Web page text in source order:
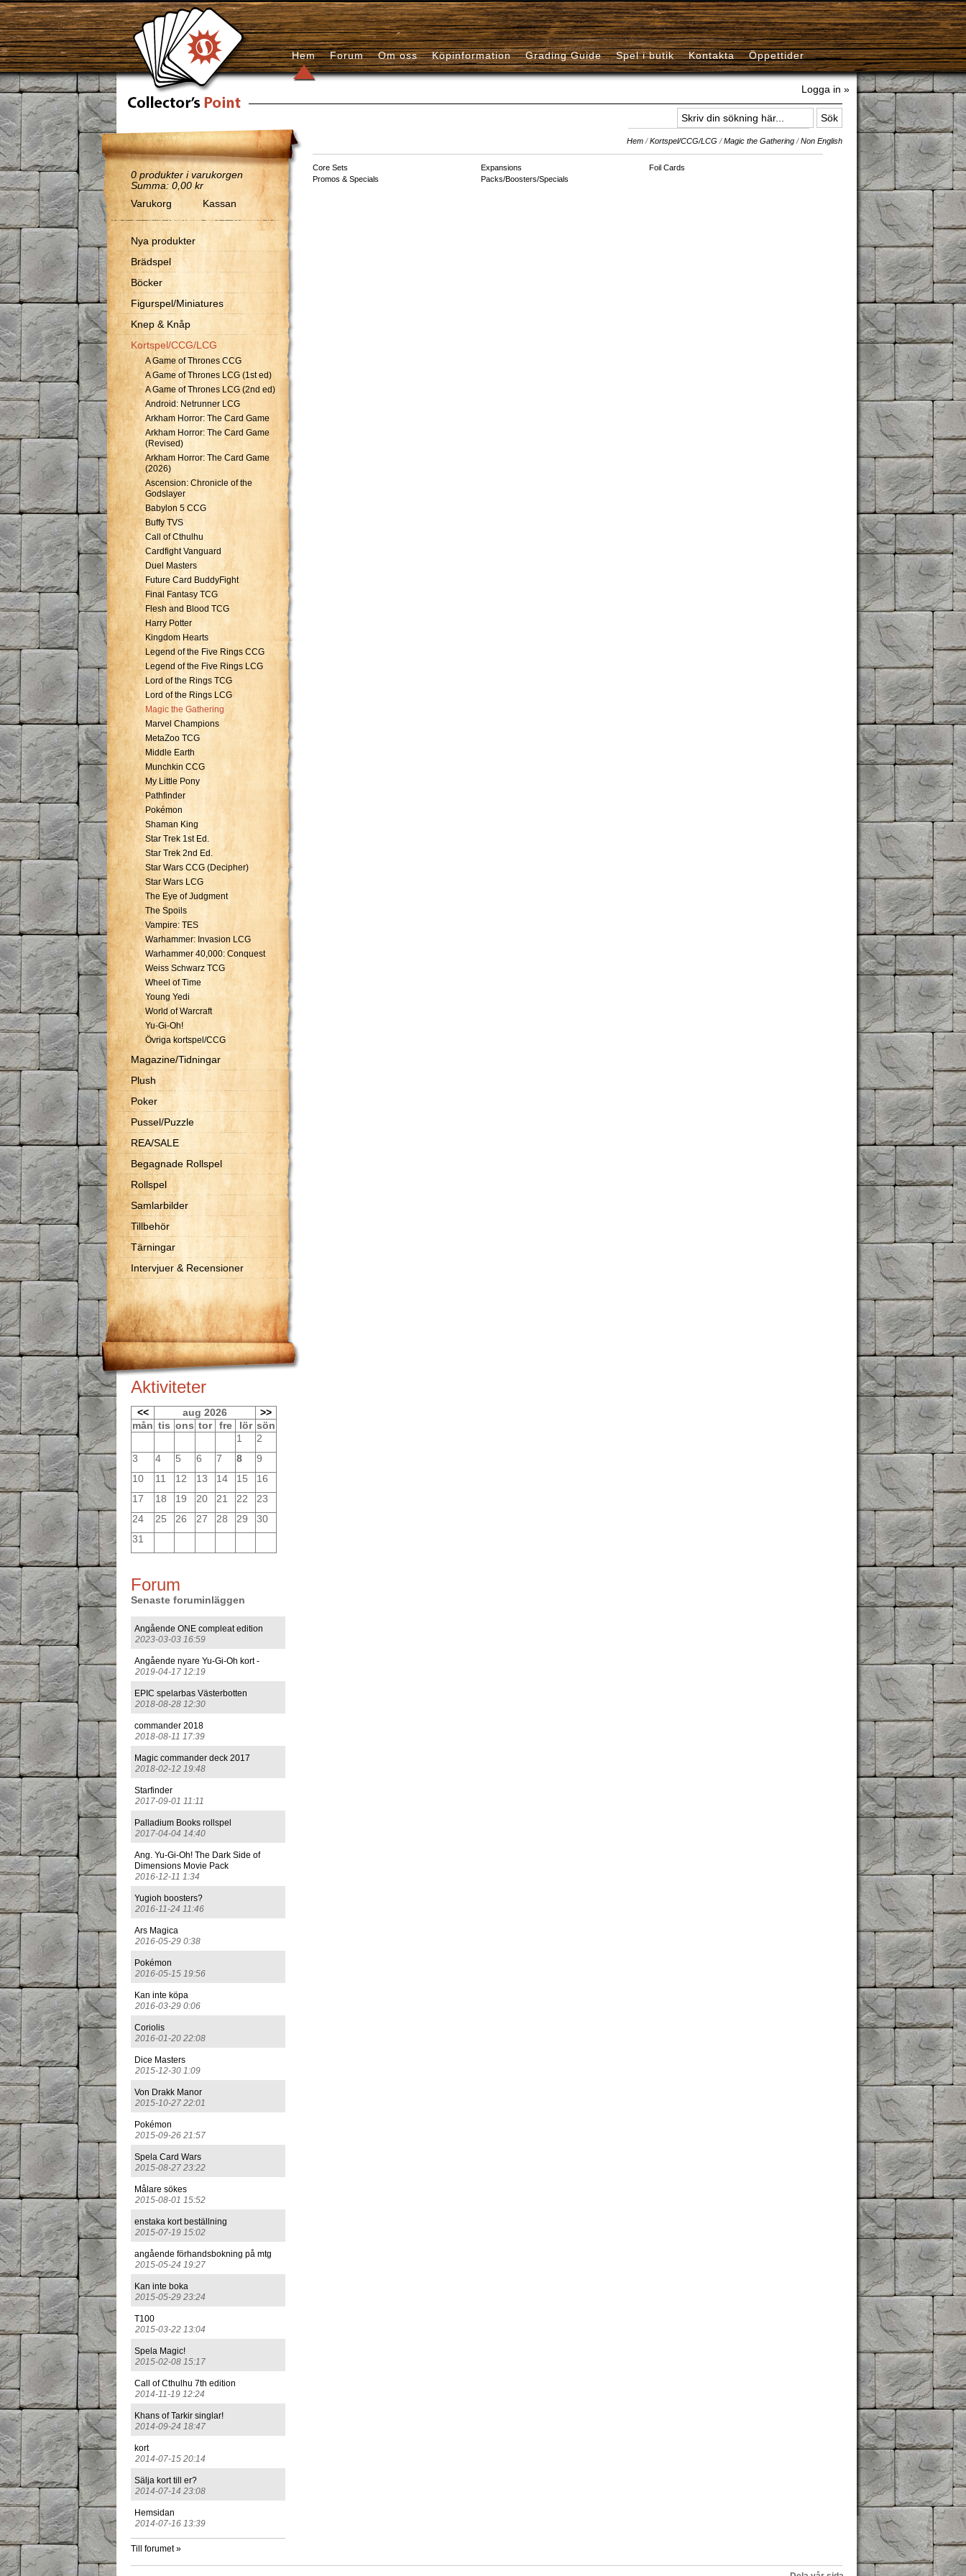
Logga in »
Hem Forum Om oss Köpinformation Grading Guide Spel i butik Kontakta Öppettider
0 produkter i varukorgen
Summa: 0,00 kr
Varukorg
Kassan
Nya produkter
Brädspel
Böcker
Figurspel/Miniatures
Knep & Knåp
Kortspel/CCG/LCG
A Game of Thrones CCG
A Game of Thrones LCG (1st ed)
A Game of Thrones LCG (2nd ed)
Android: Netrunner LCG
Arkham Horror: The Card Game
Arkham Horror: The Card Game
(Revised)
Arkham Horror: The Card Game
(2026)
Ascension: Chronicle of the
Godslayer
Babylon 5 CCG
Buffy TVS
Call of Cthulhu
Cardfight Vanguard
Duel Masters
Future Card BuddyFight
Final Fantasy TCG
Flesh and Blood TCG
Harry Potter
Kingdom Hearts
Legend of the Five Rings CCG
Legend of the Five Rings LCG
Lord of the Rings TCG
Lord of the Rings LCG
Magic the Gathering
Marvel Champions
MetaZoo TCG
Middle Earth
Munchkin CCG
My Little Pony
Pathfinder
Pokémon
Shaman King
Star Trek 1st Ed.
Star Trek 2nd Ed.
Star Wars CCG (Decipher)
Star Wars LCG
The Eye of Judgment
The Spoils
Vampire: TES
Warhammer: Invasion LCG
Warhammer 40,000: Conquest
Weiss Schwarz TCG
Wheel of Time
Young Yedi
World of Warcraft
Yu-Gi-Oh!
Övriga kortspel/CCG
Magazine/Tidningar
Plush
Poker
Pussel/Puzzle
REA/SALE
Begagnade Rollspel
Rollspel
Samlarbilder
Tillbehör
Tärningar
Intervjuer & Recensioner
Aktiviteter
<< aug 2026
>>
mån tis ons tor fre lör sön
1
2
3
4 5 6 7 8
9
10
11 12 13 14 15
16
17
18 19 20 21 22
23
24
25 26 27 28 29
30
31
Forum
Senaste foruminläggen
Angående ONE compleat edition
2023-03-03 16:59
Angående nyare Yu-Gi-Oh kort -
2019-04-17 12:19
EPIC spelarbas Västerbotten
2018-08-28 12:30
commander 2018
2018-08-11 17:39
Magic commander deck 2017
2018-02-12 19:48
Starfinder
2017-09-01 11:11
Palladium Books rollspel
2017-04-04 14:40
Ang. Yu-Gi-Oh! The Dark Side of
Dimensions Movie Pack
2016-12-11 1:34
Yugioh boosters?
2016-11-24 11:46
Ars Magica
2016-05-29 0:38
Pokémon
2016-05-15 19:56
Kan inte köpa
2016-03-29 0:06
Coriolis
2016-01-20 22:08
Dice Masters
2015-12-30 1:09
Von Drakk Manor
2015-10-27 22:01
Pokémon
2015-09-26 21:57
Spela Card Wars
2015-08-27 23:22
Målare sökes
2015-08-01 15:52
enstaka kort beställning
2015-07-19 15:02
angående förhandsbokning på mtg
2015-05-24 19:27
Kan inte boka
2015-05-29 23:24
T100
2015-03-22 13:04
Spela Magic!
2015-02-08 15:17
Call of Cthulhu 7th edition
2014-11-19 12:24
Khans of Tarkir singlar!
2014-09-24 18:47
kort
2014-07-15 20:14
Sälja kort till er?
2014-07-14 23:08
Hemsidan
2014-07-16 13:39
Till forumet »
Hem / Kortspel/CCG/LCG / Magic the Gathering / Non English
Core Sets Expansions
Foil Cards
Promos & Specials
Packs/Boosters/Specials